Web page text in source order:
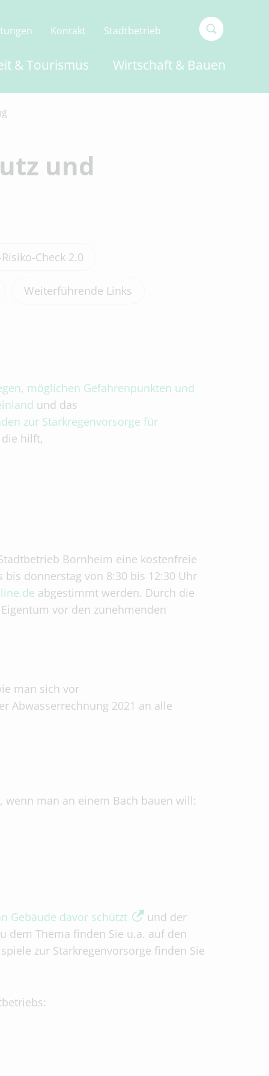
& Tourismus Wirtschaft & Bauen
Kontakt
Stadtbetrieb
more
for
und
Check 2.0
Weiterführende Links
möglichen Gefahrenpunkten und
und das
zur Starkregenvorsorge für
hilft,
Bornheim eine kostenfreie
donnerstag von 8:30 bis 12:30 Uhr
abgestimmt werden. Durch die
vor den zunehmenden
man sich vor
Abwasserrechnung 2021 an alle
man an einem Bach bauen will:
Gebäude davor schützt
und der
dem Thema finden Sie u.a. auf den
zur Starkregenvorsorge finden Sie